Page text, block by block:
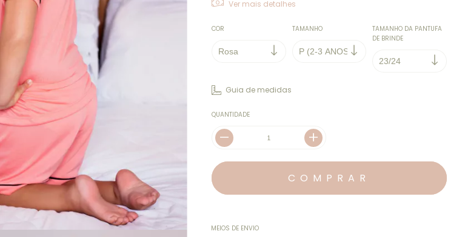
Ver mais detalhes
COR TAMANHO
TAMANHO DA PANTUFA
DE BRINDE
Guia de medidas
QUANTIDADE
MEIOS DE ENVIO